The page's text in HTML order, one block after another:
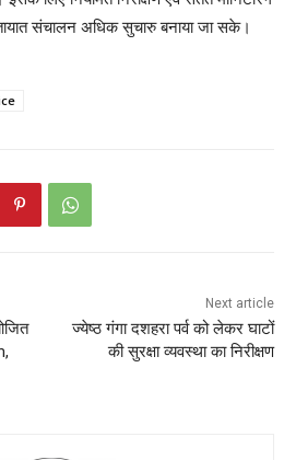
संचालन अधिक सुचारु बनाया जा सके।
Next article
ज्येष्ठ गंगा दशहरा पर्व को लेकर घाटों
की सुरक्षा व्यवस्था का निरीक्षण